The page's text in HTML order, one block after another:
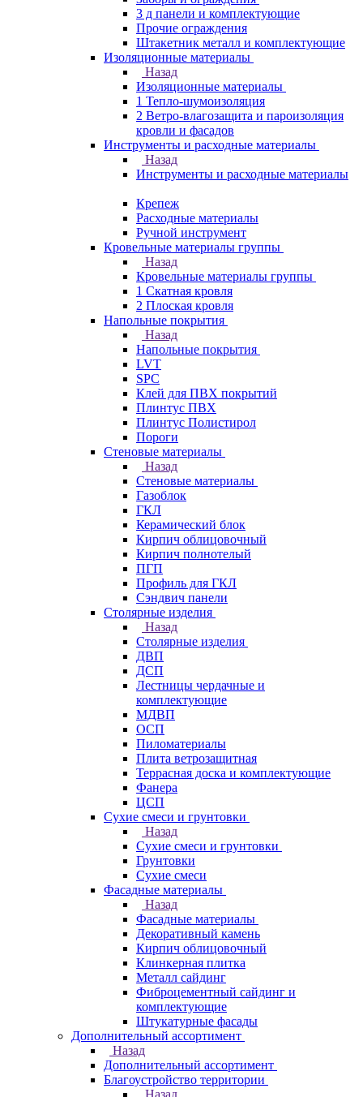
3 д панели и комплектующие
Прочие ограждения
Штакетник металл и комплектующие
Изоляционные материалы
Назад
Изоляционные материалы
1 Тепло-шумоизоляция
2 Ветро-влагозащита и пароизоляция
кровли и фасадов
Инструменты и расходные материалы
Назад
Инструменты и расходные материалы
Крепеж
Расходные материалы
Ручной инструмент
Кровельные материалы группы
Назад
Кровельные материалы группы
1 Скатная кровля
2 Плоская кровля
Напольные покрытия
Назад
Напольные покрытия
LVT
SPC
Клей для ПВХ покрытий
Плинтус ПВХ
Плинтус Полистирол
Пороги
Стеновые материалы
Назад
Стеновые материалы
Газоблок
ГКЛ
Керамический блок
Кирпич облицовочный
Кирпич полнотелый
ПГП
Профиль для ГКЛ
Сэндвич панели
Столярные изделия
Назад
Столярные изделия
ДВП
ДСП
Лестницы чердачные и
комплектующие
МДВП
ОСП
Пиломатериалы
Плита ветрозащитная
Террасная доска и комплектующие
Фанера
ЦСП
Сухие смеси и грунтовки
Назад
Сухие смеси и грунтовки
Грунтовки
Сухие смеси
Фасадные материалы
Назад
Фасадные материалы
Декоративный камень
Кирпич облицовочный
Клинкерная плитка
Металл сайдинг
Фиброцементный сайдинг и
комплектующие
Штукатурные фасады
Дополнительный ассортимент
Назад
Дополнительный ассортимент
Благоустройство территории
Назад